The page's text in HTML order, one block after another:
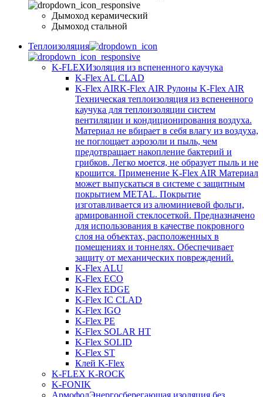
Дымоход керамический
Дымоход стальной
Теплоизоляция
K-FLEXИзоляция из вспененного каучука
K-Flex AL CLAD
K-Flex AIRK-Flex AIR Рулоны K-Flex AIR
Техническая теплоизоляция из вспененного
каучука для теплоизоляции систем
вентиляции и кондиционирования воздуха.
Материал не вбирает в себя влагу из воздуха,
не поглощает аэрозоли и пыль, чем
предотвращает накопление бактерий и
грибков. Легко моется, не образует пыль и не
крошится. Применение K-Flex AIR Материал
может выпускаться в системе c защитным
покрытием METAL. Покрытие
изготавливается из алюминиевой фольги,
армированной стеклосеткой. Предназначено
для использования в качестве покровного
слоя на объектах, расположенных в
помещениях и тоннелях. Обеспечивает
защиту от механических повреждений.
K-Flex ALU
K-Flex ECO
K-Flex EDGE
K-Flex IC CLAD
K-Flex IGO
K-Flex PE
K-Flex SOLAR HT
K-Flex SOLID
K-Flex ST
Клей K-Flex
K-FLEX K-ROCK
K-FONIK
АрмофолЭнергосберегающая изоляция без